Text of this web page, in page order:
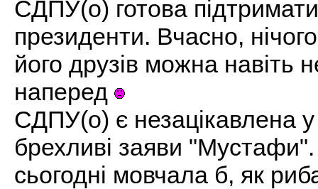
СДПУ(о) готова
президенти. Вчасно,
його друзів можна навіть
наперед
СДПУ(о) є незацікавлена
брехливі заяви
сьогодні мовчала б, як